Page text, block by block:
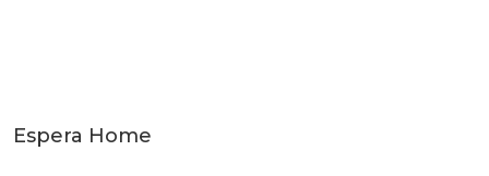
Espera Home